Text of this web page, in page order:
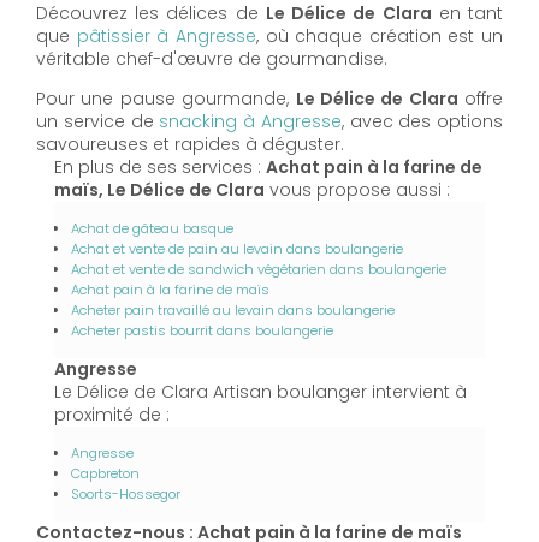
Découvrez les délices de Le Délice de Clara en tant
que pâtissier à Angresse, où chaque création est un
véritable chef-d'œuvre de gourmandise.
Pour une pause gourmande, Le Délice de Clara offre
un service de snacking à Angresse, avec des options
savoureuses et rapides à déguster.
En plus de ses services : Achat pain à la farine de
maïs, Le Délice de Clara vous propose aussi :
Achat de gâteau basque
Achat et vente de pain au levain dans boulangerie
Achat et vente de sandwich végétarien dans boulangerie
Achat pain à la farine de maïs
Acheter pain travaillé au levain dans boulangerie
Acheter pastis bourrit dans boulangerie
Angresse
Le Délice de Clara Artisan boulanger intervient à
proximité de :
Angresse
Capbreton
Soorts-Hossegor
Contactez-nous : Achat pain à la farine de maïs